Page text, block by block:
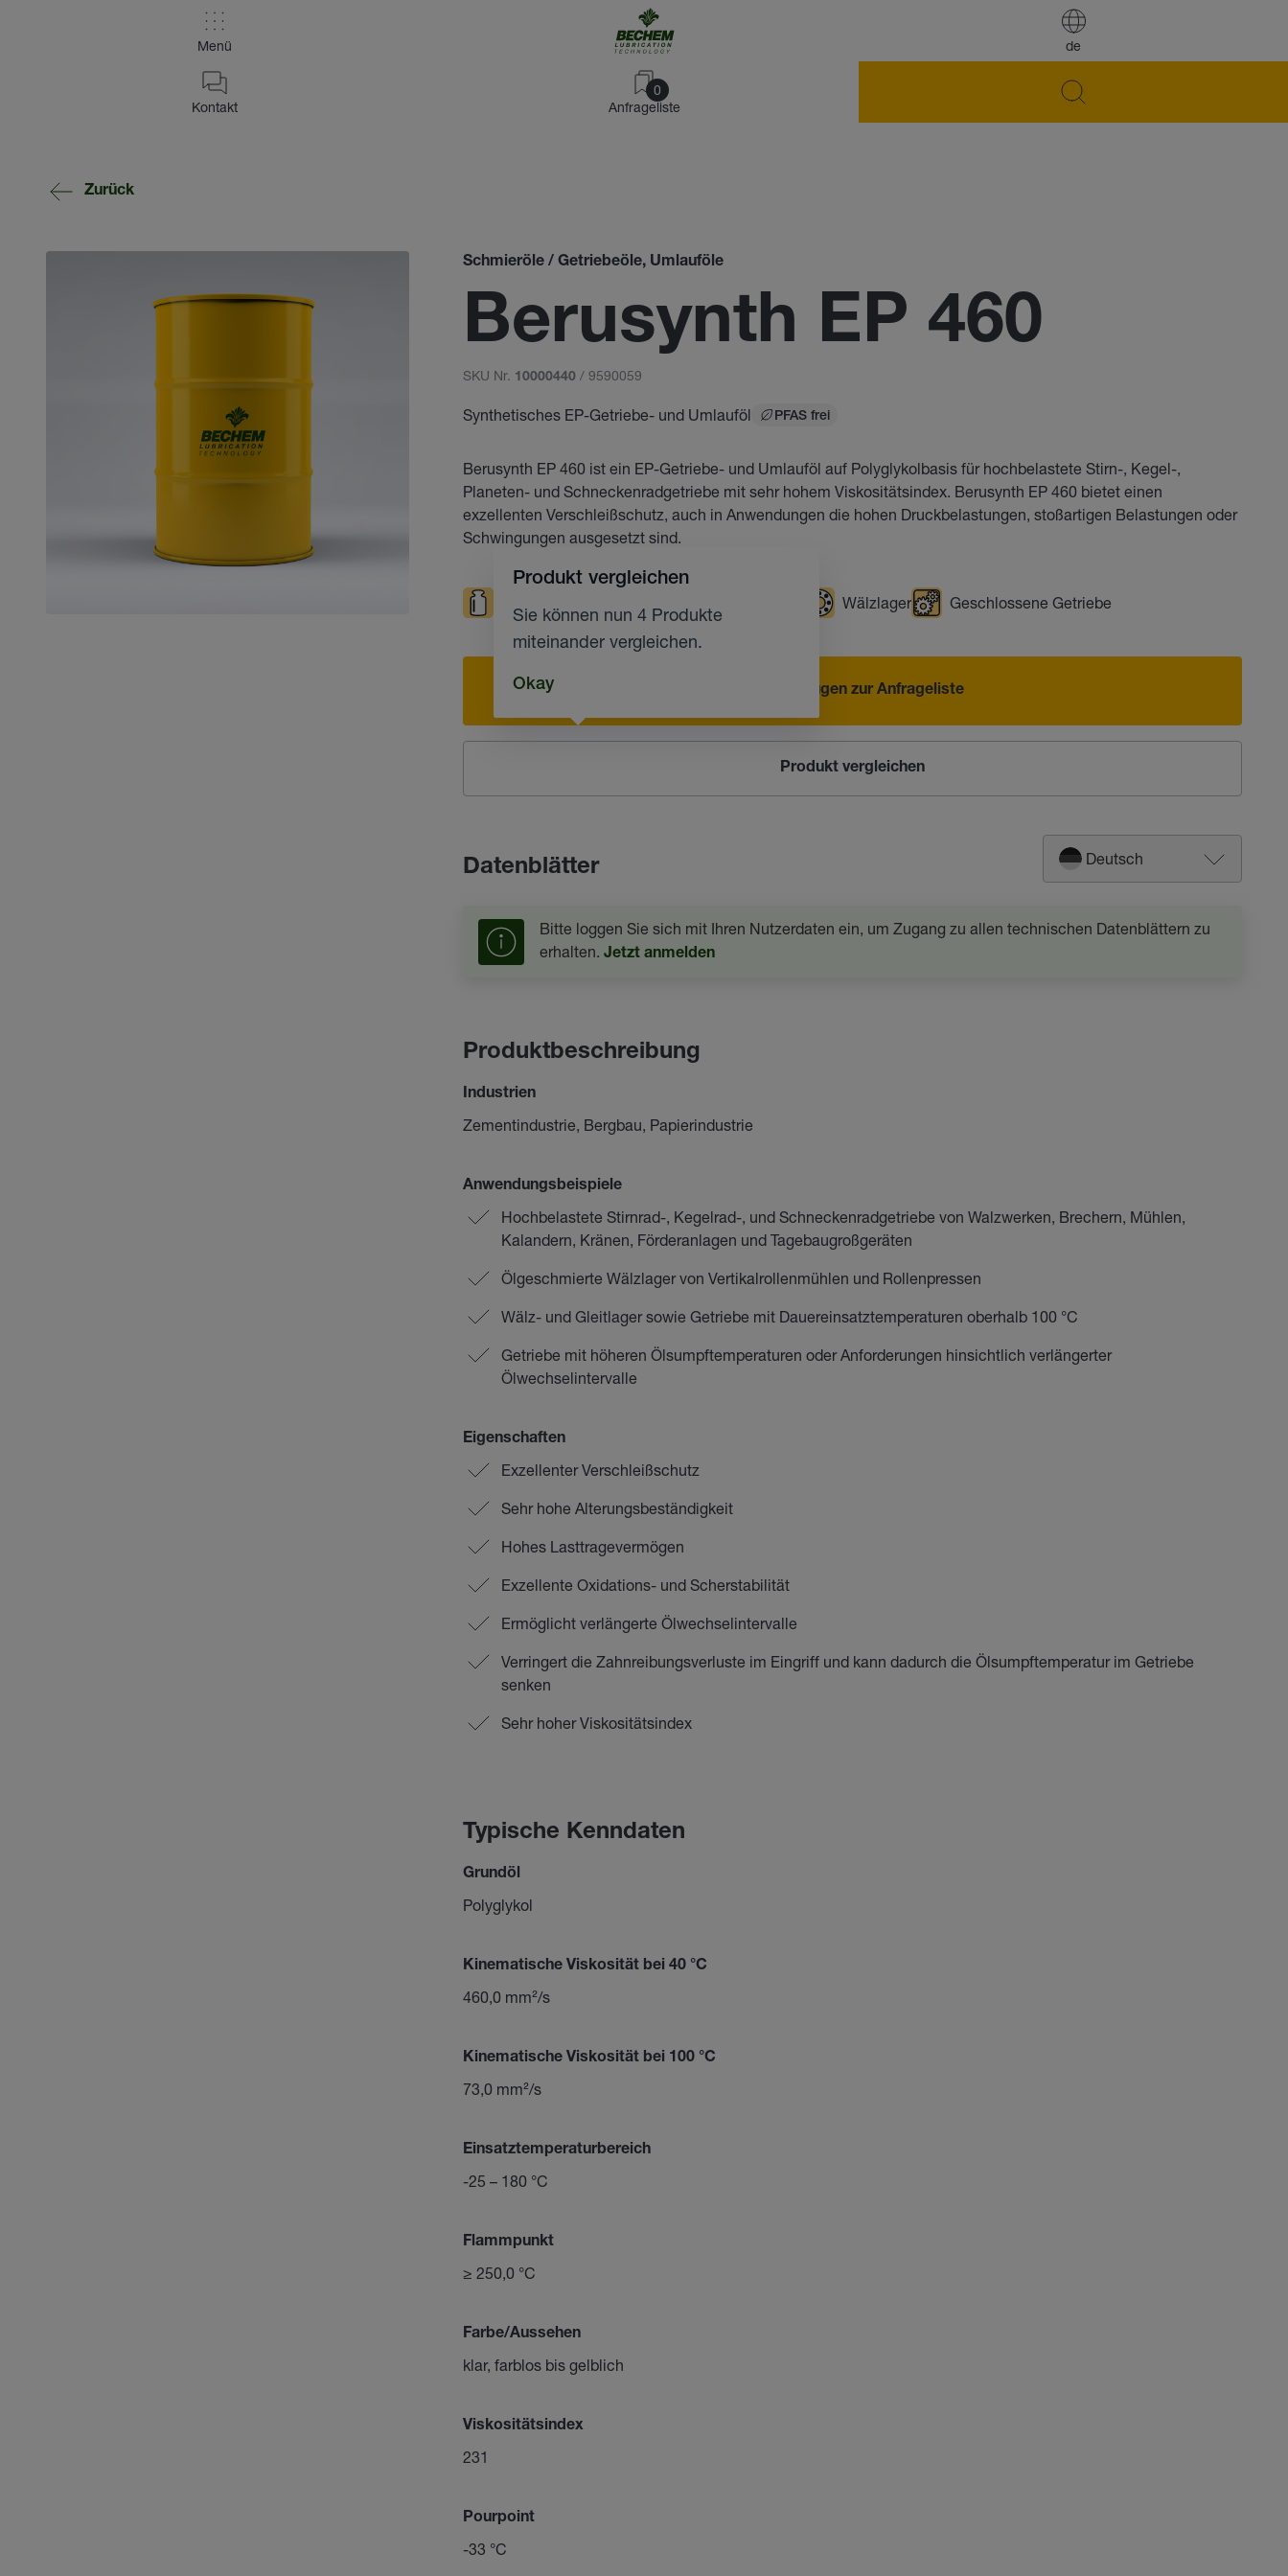
de
Menü
0
Anfrageliste
Kontakt
Zurück
Schmieröle / Getriebeöle, Umlauföle
Berusynth EP 460
SKU Nr. 10000440 / 9590059
Synthetisches EP-Getriebe- und Umlauföl PFAS frei
Berusynth EP 460 ist ein EP-Getriebe- und Umlauföl auf Polyglykolbasis für hochbelastete Stirn-, Kegel-,
Planeten- und Schneckenradgetriebe mit sehr hohem Viskositätsindex. Berusynth EP 460 bietet einen
exzellenten Verschleißschutz, auch in Anwendungen die hohen Druckbelastungen, stoßartigen Belastungen oder
Schwingungen ausgesetzt sind.
Wälzlager Geschlossene Getriebe
Hinzufügen zur Anfrageliste
Produkt vergleichen
Produkt vergleichen
Sie können nun 4 Produkte
miteinander vergleichen.
Okay
Datenblätter Deutsch
Bitte loggen Sie sich mit Ihren Nutzerdaten ein, um Zugang zu allen technischen Datenblättern zu
erhalten. Jetzt anmelden
Produktbeschreibung
Industrien
Zementindustrie, Bergbau, Papierindustrie
Anwendungsbeispiele
Hochbelastete Stirnrad-, Kegelrad-, und Schneckenradgetriebe von Walzwerken, Brechern, Mühlen,
Kalandern, Kränen, Förderanlagen und Tagebaugroßgeräten
Ölgeschmierte Wälzlager von Vertikalrollenmühlen und Rollenpressen
Wälz- und Gleitlager sowie Getriebe mit Dauereinsatztemperaturen oberhalb 100 °C
Getriebe mit höheren Ölsumpftemperaturen oder Anforderungen hinsichtlich verlängerter
Ölwechselintervalle
Eigenschaften
Exzellenter Verschleißschutz
Sehr hohe Alterungsbeständigkeit
Hohes Lasttragevermögen
Exzellente Oxidations- und Scherstabilität
Ermöglicht verlängerte Ölwechselintervalle
Verringert die Zahnreibungsverluste im Eingriff und kann dadurch die Ölsumpftemperatur im Getriebe
senken
Sehr hoher Viskositätsindex
Typische Kenndaten
Grundöl
Polyglykol
Kinematische Viskosität bei 40 °C
460,0 mm²/s
Kinematische Viskosität bei 100 °C
73,0 mm²/s
Einsatztemperaturbereich
-25 – 180 °C
Flammpunkt
≥ 250,0 °C
Farbe/Aussehen
klar, farblos bis gelblich
Viskositätsindex
231
Pourpoint
-33 °C